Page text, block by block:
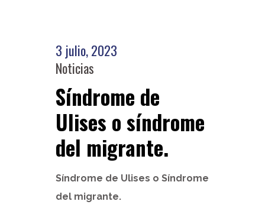
3 julio, 2023
Noticias
Síndrome de
Ulises o síndrome
del migrante.
Síndrome de Ulises o Síndrome
del migrante.